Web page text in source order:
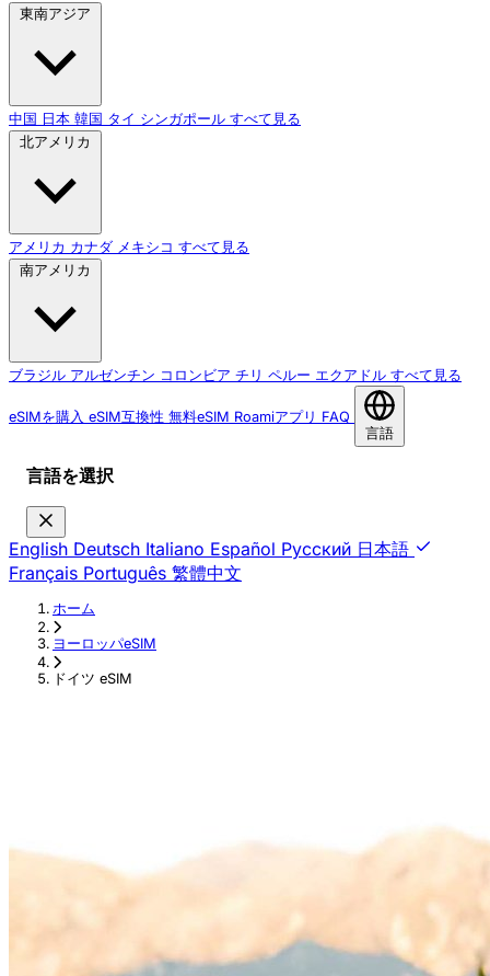
東南アジア
中国 日本 韓国 タイ シンガポール すべて見る
北アメリカ
アメリカ カナダ メキシコ すべて見る
南アメリカ
ブラジル アルゼンチン コロンビア チリ ペルー エクアドル すべて見る
eSIMを購入 eSIM互換性 無料eSIM Roamiアプリ FAQ
言語
言語を選択
English Deutsch Italiano Español Русский 日本語
Français Português 繁體中文
ホーム
›
ヨーロッパeSIM
›
ドイツ eSIM